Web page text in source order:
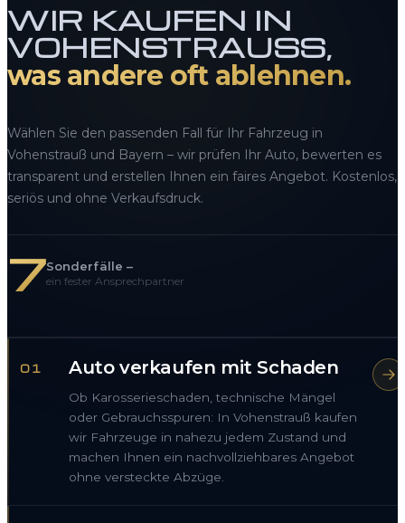
WIR KAUFEN IN
VOHENSTRAUSS,
was andere oft ablehnen.
Wählen Sie den passenden Fall für Ihr Fahrzeug in
Vohenstrauß und Bayern – wir prüfen Ihr Auto, bewerten es
transparent und erstellen Ihnen ein faires Angebot. Kostenlos,
seriös und ohne Verkaufsdruck.
7Sonderfälle –
ein fester Ansprechpartner
01 Auto verkaufen mit Schaden
Ob Karosserieschaden, technische Mängel
oder Gebrauchsspuren: In Vohenstrauß kaufen
wir Fahrzeuge in nahezu jedem Zustand und
machen Ihnen ein nachvollziehbares Angebot
ohne versteckte Abzüge.